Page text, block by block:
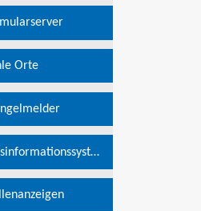
Orte
Ratsinformationssystem